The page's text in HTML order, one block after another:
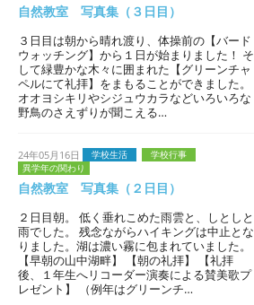
自然教室 写真集（３日目）
３日目は朝から晴れ渡り、体操前の【バード
ウォッチング】から１日が始まりました！ そ
して緑豊かな木々に囲まれた【グリーンチャ
ペルにて礼拝】をまもることができました。
オオヨシキリやシジュウカラなどいろいろな
野鳥のさえずりが聞こえる…
24年05月16日 学校生活
学校行事
異学年の関わり
自然教室 写真集（２日目）
２日目朝。 低く垂れこめた雨雲と、しとしと
雨でした。 残念ながらハイキングは中止とな
りました。湖は濃い霧に包まれていました。
【早朝の山中湖畔】 【朝の礼拝】 【礼拝
後、１年生へリコーダー演奏による賛美歌プ
レゼント】 （例年はグリーンチ…